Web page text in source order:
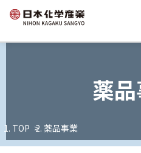
薬
TOP 薬品事業